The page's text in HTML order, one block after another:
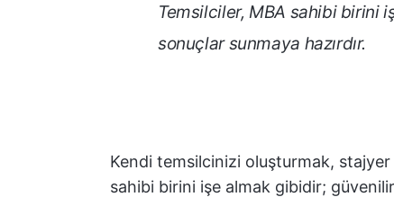
Temsilciler, MBA sahibi birini
sonuçlar sunmaya hazırdır.
Kendi temsilcinizi oluşturmak,
sahibi birini işe almak gibidir;